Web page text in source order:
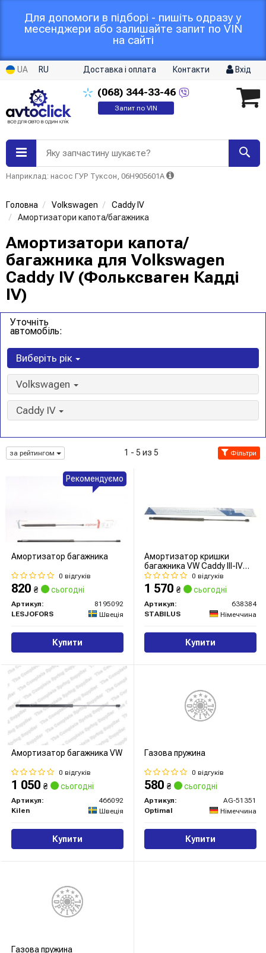
Для допомоги в підборі - пишіть одразу у
месенджери або залишайте запит по VIN
на сайті
UA RU Доставка і оплата Контакти Вхід
(068) 344-33-46
Запит по VIN
Яку запчастину шукаєте?
Наприклад: насос ГУР Туксон, 06H905601A
Головна Volkswagen
Caddy IV
Амортизатори капота/багажника
Амортизатори капота/
багажника для Volkswagen
Caddy IV (Фольксваген Кадді
IV)
Уточніть
автомобіль:
Виберіть рік
Volkswagen
Caddy IV
за рейтингом 1 - 5 из 5 Фільтри
Амортизатор багажника
0 відгуків
820 ₴ сьогодні
Артикул:
8195092
LESJOFORS
Швеція
Купити
Рекомендуємо
Амортизатор кришки
багажника VW Caddy III-IV
10-
0 відгуків
1 570 ₴ сьогодні
Артикул:
638384
STABILUS
Німеччина
Купити
Амортизатор багажника VW
0 відгуків
1 050 ₴ сьогодні
Артикул:
466092
Kilen
Швеція
Купити
Газова пружина
0 відгуків
580 ₴ сьогодні
Артикул:
AG-51351
Optimal
Німеччина
Купити
Газова пружина